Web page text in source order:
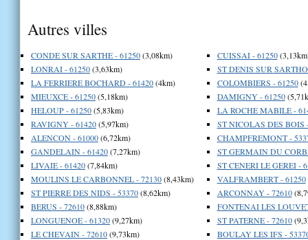
Autres villes
CONDE SUR SARTHE - 61250(3,08km)
LONRAI - 61250(3,63km)
LA FERRIERE BOCHARD - 61420(4km)
MIEUXCE - 61250(5,18km)
HELOUP - 61250(5,83km)
RAVIGNY - 61420(5,97km)
ALENCON - 61000(6,72km)
GANDELAIN - 61420(7,27km)
LIVAIE - 61420(7,84km)
MOULINS LE CARBONNEL - 72130(8,43km)
ST PIERRE DES NIDS - 53370(8,62km)
BERUS - 72610(8,88km)
LONGUENOE - 61320(9,27km)
LE CHEVAIN - 72610(9,73km)
CUISSAI - 61250
ST DENIS SUR
COLOMBIERS - 61250
DAMIGNY - 61250
LA ROCHE MABILE -
ST NICOLAS DES BOIS
CHAMPFREMONT -
ST GERMAIN DU
ST CENERI LE GEREI -
VALFRAMBERT - 61250
ARCONNAY - 72610
FONTENAI LES
ST PATERNE - 72610
BOULAY LES IFS -